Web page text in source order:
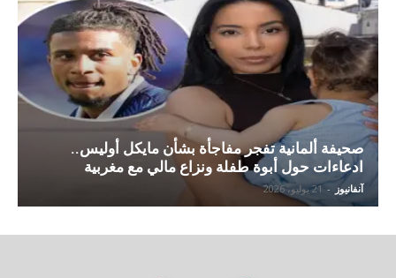
صحيفة ألمانية تفجر مفاجأة بشأن مايكل أوليس..
ادعاءات حول أبوة طفلة ونزاع مالي مع مغربية
آنفانيوز - 21 يوليو، 2026